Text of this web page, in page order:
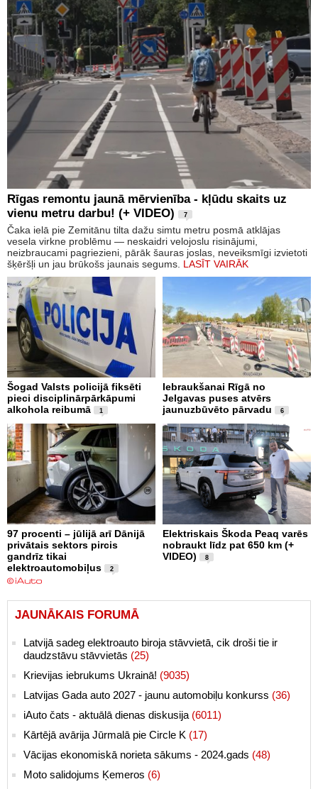
Rīgas remontu jaunā mērvienība - kļūdu skaits uz
vienu metru darbu! (+ VIDEO)
7
Čaka ielā pie Zemitānu tilta dažu simtu metru posmā atklājas
vesela virkne problēmu — neskaidri velojoslu risinājumi,
neizbraucami pagriezieni, pārāk šauras joslas, neveiksmīgi izvietoti
šķēršļi un jau brūkošs jaunais segums. LASĪT VAIRĀK
Šogad Valsts policijā fiksēti
pieci disciplinārpārkāpumi
alkohola reibumā
1
Iebraukšanai Rīgā no
Jelgavas puses atvērs
jaunuzbūvēto pārvadu
6
97 procenti – jūlijā arī Dānijā
privātais sektors pircis
gandrīz tikai
elektroautomobiļus
2
Elektriskais Škoda Peaq varēs
nobraukt līdz pat 650 km (+
VIDEO)
8
JAUNĀKAIS FORUMĀ
Latvijā sadeg elektroauto biroja stāvvietā, cik droši tie ir
daudzstāvu stāvvietās (25)
Krievijas iebrukums Ukrainā! (9035)
Latvijas Gada auto 2027 - jaunu automobiļu konkurss (36)
iAuto čats - aktuālā dienas diskusija (6011)
Kārtējā avārija Jūrmalā pie Circle K (17)
Vācijas ekonomiskā norieta sākums - 2024.gads (48)
Moto salidojums Ķemeros (6)